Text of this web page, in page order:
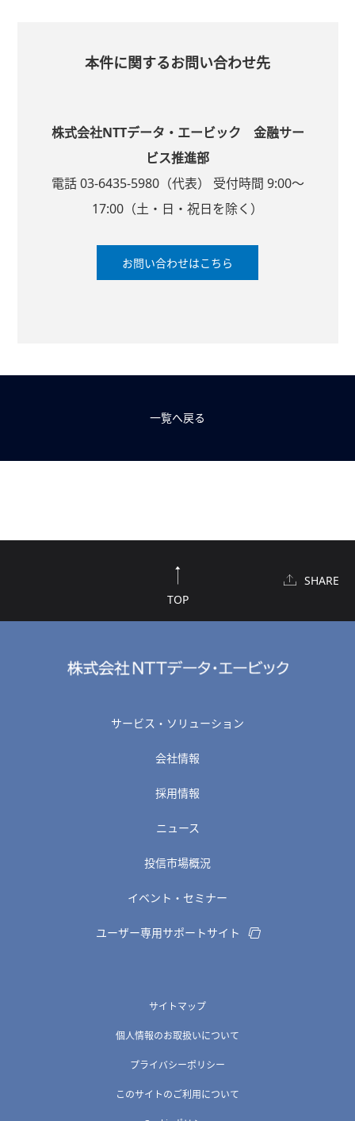
本件に関するお問い合わせ先
株式会社NTTデータ・エービック 金融サー
ビス推進部
電話 03-6435-5980（代表） 受付時間 9:00～
17:00（土・日・祝日を除く）
お問い合わせはこちら
一覧へ戻る
TOP
SHARE
サービス・ソリューション
会社情報
採用情報
ニュース
投信市場概況
イベント・セミナー
ユーザー専用サポートサイト
サイトマップ
個人情報のお取扱いについて
プライバシーポリシー
このサイトのご利用について